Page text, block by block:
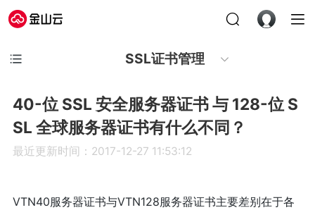
SSL证书管理
40-位 SSL 安全服务器证书 与 128-位 S
SL 全球服务器证书有什么不同？
最近更新时间：2017-12-27 11:53:12
VTN40服务器证书与VTN128服务器证书主要差别在于各